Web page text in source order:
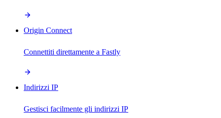
Origin Connect
Connettiti direttamente a Fastly
Indirizzi IP
Gestisci facilmente gli indirizzi IP